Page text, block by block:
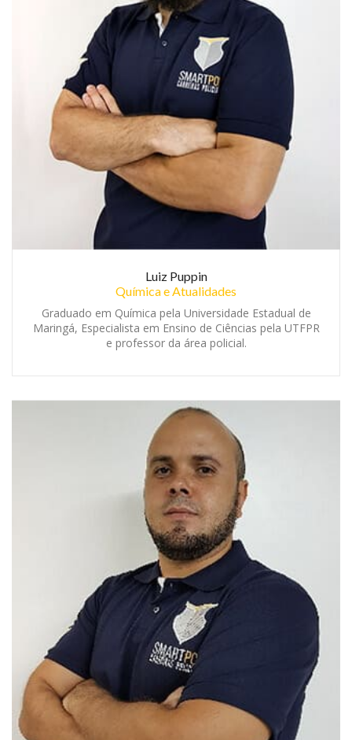
Luiz Puppin
Química e Atualidades
Graduado em Química pela Universidade Estadual de
Maringá, Especialista em Ensino de Ciências pela UTFPR
e professor da área policial.